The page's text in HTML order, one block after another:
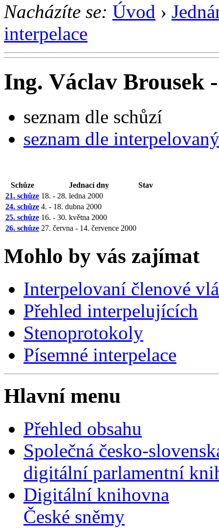
Nacházíte se: Úvod ›
interpelace
Ing. Václav Brousek
seznam dle schůzí
seznam dle
Schůze Jednací dny
Stav
21. schůze 18. - 28. ledna 2000
24. schůze 4. - 18. dubna 2000
25. schůze 16. - 30. května 2000
26. schůze 27. června - 14. července 2000
Mohlo by vás zajímat
Interpelovaní členové
Přehled interpelujících
Stenoprotokoly
Písemné interpelace
Hlavní menu
Přehled obsahu
Společná česko-
digitální parlamentní
Digitální knihovna
České sněmy